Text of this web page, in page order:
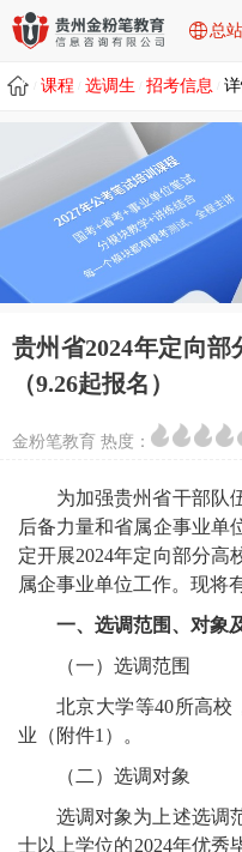
总站
课程 选调生 招考信息
贵州省2024年定向
（9.26起报名）
金粉笔教育 热度：
为加强贵州省干部队
后备力量和省属企事业单
定开展2024年定向部分高
属企事业单位工作。现将
一、选调范围、对象
（一）选调范围
北京大学等40所高校
业（附件1）。
（二）选调对象
选调对象为上述选调
士以上学位的2024年优秀